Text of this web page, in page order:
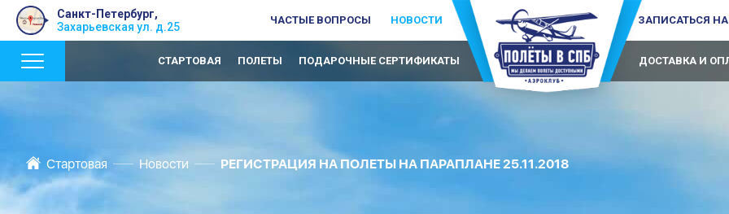
Санкт-Петербург,
Захарьевская ул. д.25
ЧАСТЫЕ ВОПРОСЫ НОВОСТИ ЗАПИСАТЬСЯ
СТАРТОВАЯ ПОЛЕТЫ ПОДАРОЧНЫЕ СЕРТИФИКАТЫ ДОСТАВКА И
Стартовая Новости РЕГИСТРАЦИЯ НА ПОЛЕТЫ НА ПАРАПЛАНЕ 25.11.2018